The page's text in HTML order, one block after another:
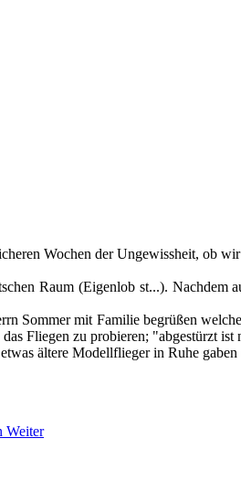
Wochen der Ungewissheit, ob
Raum (Eigenlob st...).
Sommer mit Familie begrüßen
Fliegen zu probieren; "abgestürzt ist
ältere Modellflieger in Ruhe
Weiter